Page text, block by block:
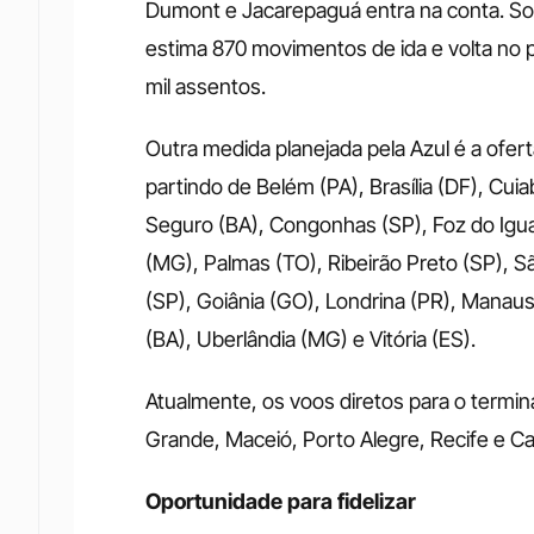
Dumont e Jacarepaguá entra na conta.
estima 870 movimentos de ida e volta no
mil assentos.
Outra medida planejada pela Azul é a
partindo de Belém (PA), Brasília (DF),
Seguro (BA), Congonhas (SP), Foz do
(MG), Palmas (TO), Ribeirão Preto (SP),
(SP), Goiânia (GO), Londrina (PR),
(BA), Uberlândia (MG) e Vitória (ES).
Atualmente, os voos diretos para o
Grande, Maceió, Porto Alegre, Recife e
Oportunidade para fidelizar